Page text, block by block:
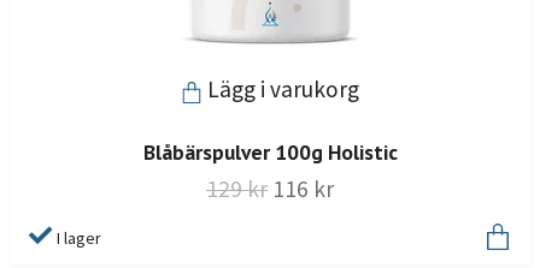
Lägg i varukorg
Blåbärspulver 100g Holistic
129 kr 116 kr
I lager